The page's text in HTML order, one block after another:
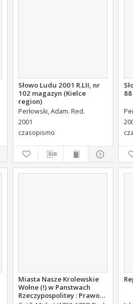
Słowo Ludu 2001 R.LII, nr
102 magazyn (Kielce
region)
Perłowski, Adam. Red.
2001
czasopismo
Miasta Nasze Krolewskie
Wołne (!) w Panstwach
Rzeczypospolitey : Prawo